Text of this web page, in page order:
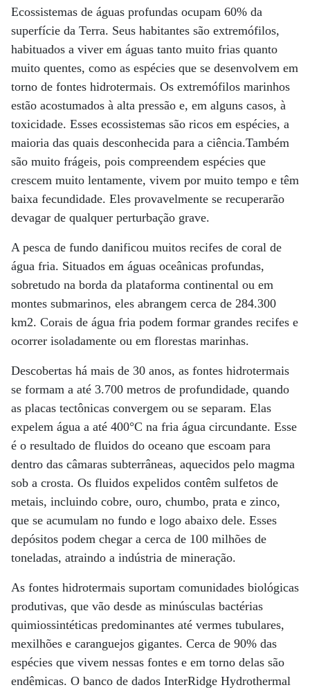
Ecossistemas de águas profundas ocupam 60% da
superfície da Terra. Seus habitantes são extremófilos,
habituados a viver em águas tanto muito frias quanto
muito quentes, como as espécies que se desenvolvem em
torno de fontes hidrotermais. Os extremófilos marinhos
estão acostumados à alta pressão e, em alguns casos, à
toxicidade. Esses ecossistemas são ricos em espécies, a
maioria das quais desconhecida para a ciência.Também
são muito frágeis, pois compreendem espécies que
crescem muito lentamente, vivem por muito tempo e têm
baixa fecundidade. Eles provavelmente se recuperarão
devagar de qualquer perturbação grave.
A pesca de fundo danificou muitos recifes de coral de
água fria. Situados em águas oceânicas profundas,
sobretudo na borda da plataforma continental ou em
montes submarinos, eles abrangem cerca de 284.300
km2. Corais de água fria podem formar grandes recifes e
ocorrer isoladamente ou em florestas marinhas.
Descobertas há mais de 30 anos, as fontes hidrotermais
se formam a até 3.700 metros de profundidade, quando
as placas tectônicas convergem ou se separam. Elas
expelem água a até 400°C na fria água circundante. Esse
é o resultado de fluidos do oceano que escoam para
dentro das câmaras subterrâneas, aquecidos pelo magma
sob a crosta. Os fluidos expelidos contêm sulfetos de
metais, incluindo cobre, ouro, chumbo, prata e zinco,
que se acumulam no fundo e logo abaixo dele. Esses
depósitos podem chegar a cerca de 100 milhões de
toneladas, atraindo a indústria de mineração.
As fontes hidrotermais suportam comunidades biológicas
produtivas, que vão desde as minúsculas bactérias
quimiossintéticas predominantes até vermes tubulares,
mexilhões e caranguejos gigantes. Cerca de 90% das
espécies que vivem nessas fontes e em torno delas são
endêmicas. O banco de dados InterRidge Hydrothermal